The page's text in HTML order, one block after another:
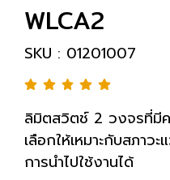
WLCA2
SKU : 01201007
ลิมิตสวิตช์ 2 วงจรที่มี
เลือกให้เหมาะกับสภาว
การนำไปใช้งานได้